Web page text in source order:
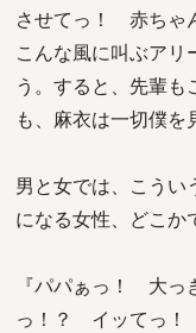
させてっ！ 赤ちゃ
こんな風に叫ぶアリ
う。すると、先輩
も、麻衣は一切僕を
男と女では、こうい
になる女性、どこか
『パパぁっ！ 大
っ！？ イッてっ